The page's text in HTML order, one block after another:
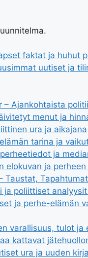
faktat ja huhut
uutiset ja
– Ajankohtaista
menut ja
ura ja aikajana
tarina ja
ja
elokuvan ja
Taustat,
ja poliittiset
ja perhe-elämän
varallisuus, tulot ja
kattavat
ura ja uuden